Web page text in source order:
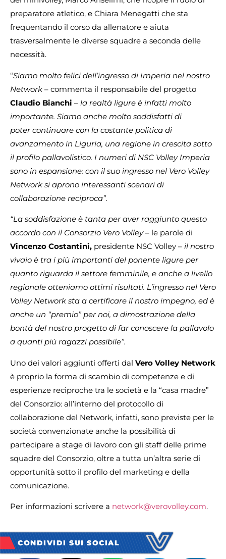
preparatore atletico, e Chiara Menegatti che sta
frequentando il corso da allenatore e aiuta
trasversalmente le diverse squadre a seconda delle
necessità.
“Siamo molto felici dell’ingresso di Imperia nel nostro
Network – commenta il responsabile del progetto
Claudio Bianchi – la realtà ligure è infatti molto
importante. Siamo anche molto soddisfatti di
poter continuare con la costante politica di
avanzamento in Liguria, una regione in crescita sotto
il profilo pallavolistico. I numeri di NSC Volley Imperia
sono in espansione: con il suo ingresso nel Vero Volley
Network si aprono interessanti scenari di
collaborazione reciproca”.
“La soddisfazione è tanta per aver raggiunto questo
accordo con il Consorzio Vero Volley– le parole di
Vincenzo Costantini, presidente NSC Volley – il nostro
vivaio è tra i più importanti del ponente ligure per
quanto riguarda il settore femminile, e anche a livello
regionale otteniamo ottimi risultati. L’ingresso nel Vero
Volley Network sta a certificare il nostro impegno, ed è
anche un “premio” per noi, a dimostrazione della
bontà del nostro progetto di far conoscere la pallavolo
a quanti più ragazzi possibile”.
Uno dei valori aggiunti offerti dal Vero Volley Network
è proprio la forma di scambio di competenze e di
esperienze reciproche tra le società e la “casa madre”
del Consorzio: all’interno del protocollo di
collaborazione del Network, infatti, sono previste per le
società convenzionate anche la possibilità di
partecipare a stage di lavoro con gli staff delle prime
squadre del Consorzio, oltre a tutta un’altra serie di
opportunità sotto il profilo del marketing e della
comunicazione.
Per informazioni scrivere a network@verovolley.com.
CONDIVIDI SUI SOCIAL